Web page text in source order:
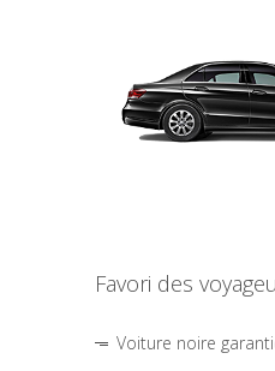
Favori des
Voiture noire